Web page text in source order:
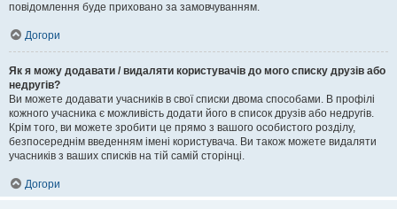
повідомлення буде приховано за замовчуванням.
Догори
Як я можу додавати / видаляти користувачів до мого списку друзів або
недругів?
Ви можете додавати учасників в свої списки двома способами. В профілі
кожного учасника є можливість додати його в список друзів або недругів.
Крім того, ви можете зробити це прямо з вашого особистого розділу,
безпосереднім введенням імені користувача. Ви також можете видаляти
учасників з ваших списків на тій самій сторінці.
Догори